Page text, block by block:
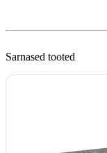
Sarnased tooted